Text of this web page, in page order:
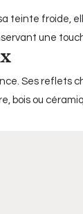
froide,
une
Ses reflets
bois ou